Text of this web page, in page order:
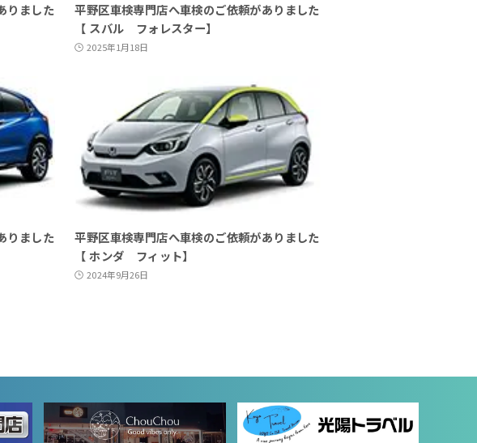
りました
平野区車検専門店へ車検のご依頼がありました
【 スバル フォレスター】
2025年1月18日
りました
平野区車検専門店へ車検のご依頼がありました
【 ホンダ フィット】
2024年9月26日